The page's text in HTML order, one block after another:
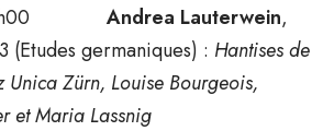
17h00 Andrea Lauterwein,
(Etudes germaniques) : Hantises de
Unica Zürn, Louise Bourgeois,
et Maria Lassnig